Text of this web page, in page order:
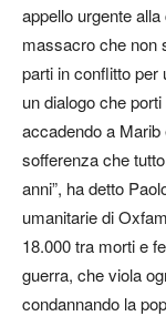
appello urgente
massacro che non
parti in conflitto per
un dialogo che
accadendo a Marib
sofferenza che
anni”, ha detto
umanitarie di
18.000 tra morti e
guerra, che viola
condannando la